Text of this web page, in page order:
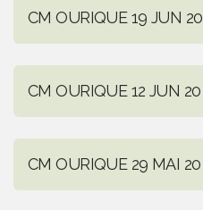
CM OURIQUE 19 JUN 20
CM OURIQUE 12 JUN 20
CM OURIQUE 29 MAI 20